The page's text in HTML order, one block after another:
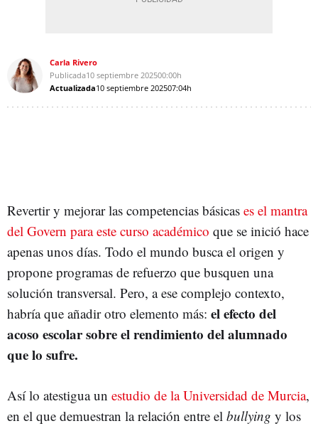
Carla Rivero
Publicada10 septiembre 202500:00h
Actualizada10 septiembre 202507:04h
Revertir y mejorar las competencias básicas es el mantra
del Govern para este curso académico que se inició hace
apenas unos días. Todo el mundo busca el origen y
propone programas de refuerzo que busquen una
solución transversal. Pero, a ese complejo contexto,
habría que añadir otro elemento más: el efecto del
acoso escolar sobre el rendimiento del alumnado
que lo sufre.
Así lo atestigua un estudio de la Universidad de Murcia,
en el que demuestran la relación entre el bullying y los